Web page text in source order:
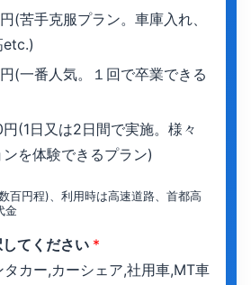
(苦手克服プラン。車庫入れ、
etc.)
(一番人気。１回で卒業できる
(1日又は2日間で実施。様々
を体験できるプラン)
百円程)、利用時は高速道路、首都高
金
てください *
カー,カーシェア,社用車,MT車